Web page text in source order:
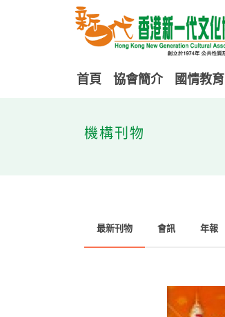
首頁 協會簡介 國情教育
機構刊物
最新刊物 會訊 年報